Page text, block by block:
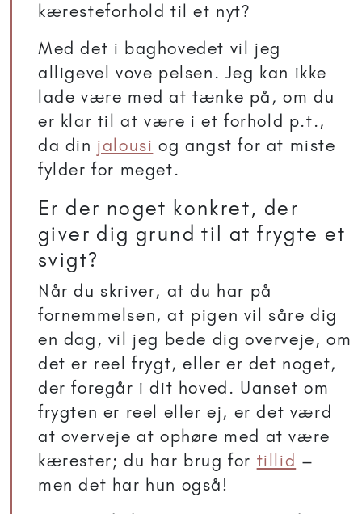
kæresteforhold til et nyt?
Med det i baghovedet vil jeg
alligevel vove pelsen. Jeg kan ikke
lade være med at tænke på, om du
er klar til at være i et forhold p.t.,
da din jalousi og angst for at miste
fylder for meget.
Er der noget konkret, der
giver dig grund til at frygte et
svigt?
Når du skriver, at du har på
fornemmelsen, at pigen vil såre dig
en dag, vil jeg bede dig overveje, om
det er reel frygt, eller er det noget,
der foregår i dit hoved. Uanset om
frygten er reel eller ej, er det værd
at overveje at ophøre med at være
kærester; du har brug for tillid –
men det har hun også!